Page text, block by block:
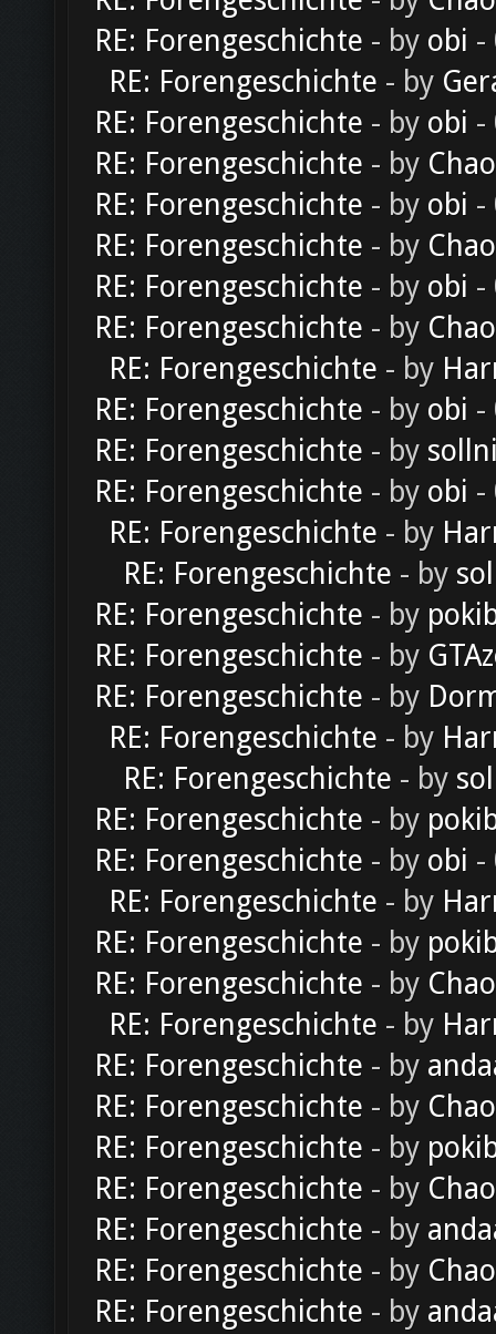
RE: Forengeschichte - by obi -
RE: Forengeschichte - by
RE: Forengeschichte - by obi -
RE: Forengeschichte - by
RE: Forengeschichte - by obi -
RE: Forengeschichte - by
RE: Forengeschichte - by obi -
RE: Forengeschichte - by
RE: Forengeschichte - by
RE: Forengeschichte - by obi -
RE: Forengeschichte - by
RE: Forengeschichte - by obi -
RE: Forengeschichte - by
RE: Forengeschichte - by
RE: Forengeschichte - by
RE: Forengeschichte - by
RE: Forengeschichte - by
RE: Forengeschichte - by
RE: Forengeschichte - by
RE: Forengeschichte - by
RE: Forengeschichte - by obi -
RE: Forengeschichte - by
RE: Forengeschichte - by
RE: Forengeschichte - by
RE: Forengeschichte - by
RE: Forengeschichte - by
RE: Forengeschichte - by
RE: Forengeschichte - by
RE: Forengeschichte - by
RE: Forengeschichte - by
RE: Forengeschichte - by
RE: Forengeschichte - by